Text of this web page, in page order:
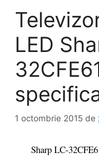
LED
1 octombrie 2015 de
Sharp LC-